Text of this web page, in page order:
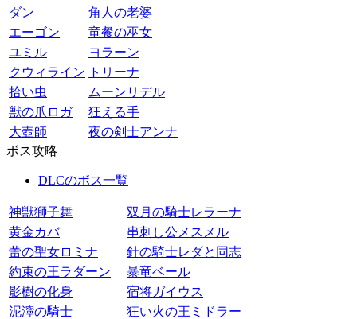
ダン
角人の老婆
エーゴン
竜餐の巫女
ユミル
ヨラーン
クウィライン
トリーナ
拾い虫
ムーンリデル
獣の爪ロガ
狂える手
大壺師
夜の剣士アンナ
ボス攻略
DLCのボス一覧
神獣獅子舞
双月の騎士レラーナ
黄金カバ
串刺し公メスメル
蕾の聖女ロミナ
針の騎士レダと同志
約束の王ラダーン
暴竜ベール
影樹の化身
宿将ガイウス
泥濘の騎士
狂い火の王ミドラー